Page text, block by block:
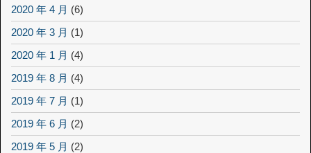
2020 年 4 月 (6)
2020 年 3 月 (1)
2020 年 1 月 (4)
2019 年 8 月 (4)
2019 年 7 月 (1)
2019 年 6 月 (2)
2019 年 5 月 (2)